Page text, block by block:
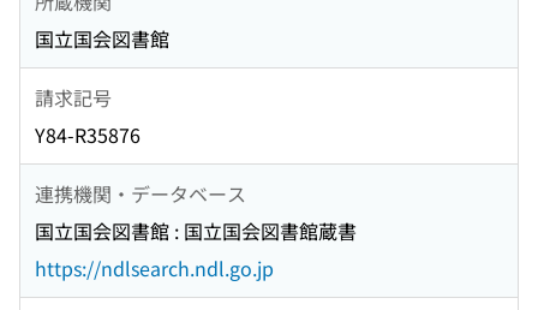
国立国会図書館
請求記号
Y84-R35876
連携機関・データベース
国立国会図書館 : 国立国会図書館蔵書
https://ndlsearch.ndl.go.jp